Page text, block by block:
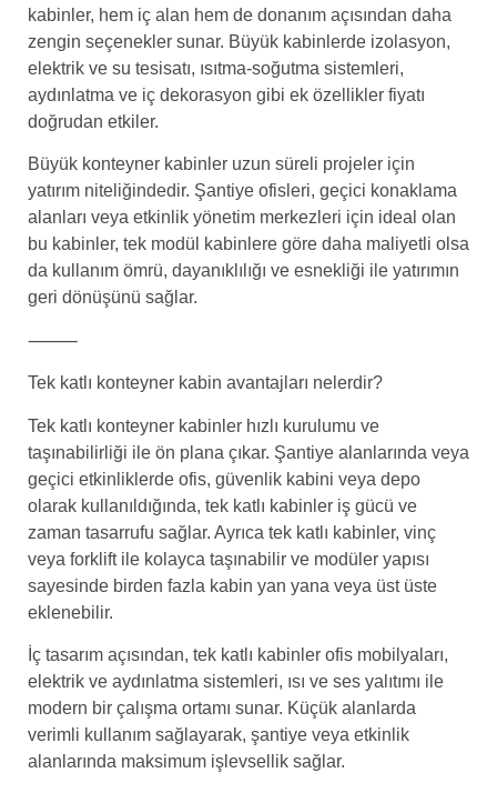
kabinler, hem iç alan hem de donanım açısından daha
zengin seçenekler sunar. Büyük kabinlerde izolasyon,
elektrik ve su tesisatı, ısıtma-soğutma sistemleri,
aydınlatma ve iç dekorasyon gibi ek özellikler fiyatı
doğrudan etkiler.
Büyük konteyner kabinler uzun süreli projeler için
yatırım niteliğindedir. Şantiye ofisleri, geçici konaklama
alanları veya etkinlik yönetim merkezleri için ideal olan
bu kabinler, tek modül kabinlere göre daha maliyetli olsa
da kullanım ömrü, dayanıklılığı ve esnekliği ile yatırımın
geri dönüşünü sağlar.
⸻
Tek katlı konteyner kabin avantajları nelerdir?
Tek katlı konteyner kabinler hızlı kurulumu ve
taşınabilirliği ile ön plana çıkar. Şantiye alanlarında veya
geçici etkinliklerde ofis, güvenlik kabini veya depo
olarak kullanıldığında, tek katlı kabinler iş gücü ve
zaman tasarrufu sağlar. Ayrıca tek katlı kabinler, vinç
veya forklift ile kolayca taşınabilir ve modüler yapısı
sayesinde birden fazla kabin yan yana veya üst üste
eklenebilir.
İç tasarım açısından, tek katlı kabinler ofis mobilyaları,
elektrik ve aydınlatma sistemleri, ısı ve ses yalıtımı ile
modern bir çalışma ortamı sunar. Küçük alanlarda
verimli kullanım sağlayarak, şantiye veya etkinlik
alanlarında maksimum işlevsellik sağlar.